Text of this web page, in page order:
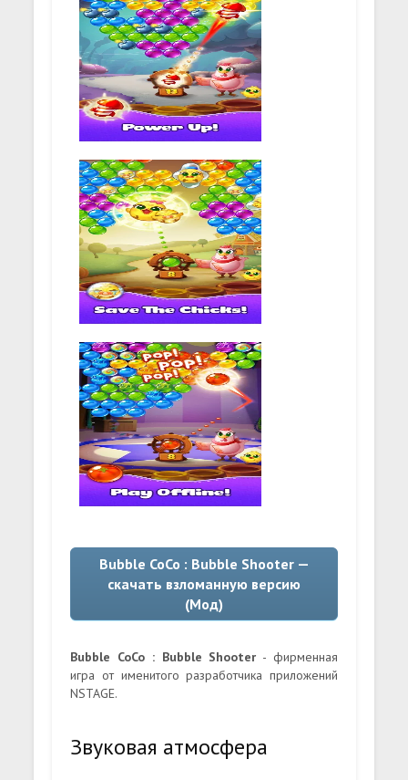
Bubble CoCo : Bubble Shooter —
скачать взломанную версию
(Мод)
Bubble CoCo : Bubble Shooter - фирменная
игра от именитого разработчика приложений
NSTAGE.
Звуковая атмосфера